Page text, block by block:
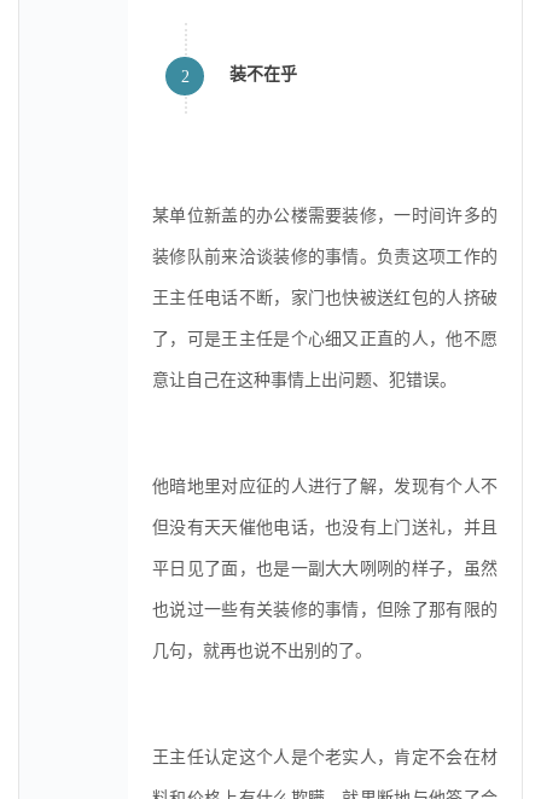
2 装不在乎
某单位新盖的办公楼需要装修，一时间许多的
装修队前来洽谈装修的事情。负责这项工作的
王主任电话不断，家门也快被送红包的人挤破
了，可是王主任是个心细又正直的人，他不愿
意让自己在这种事情上出问题、犯错误。
他暗地里对应征的人进行了解，发现有个人不
但没有天天催他电话，也没有上门送礼，并且
平日见了面，也是一副大大咧咧的样子，虽然
也说过一些有关装修的事情，但除了那有限的
几句，就再也说不出别的了。
王主任认定这个人是个老实人，肯定不会在材